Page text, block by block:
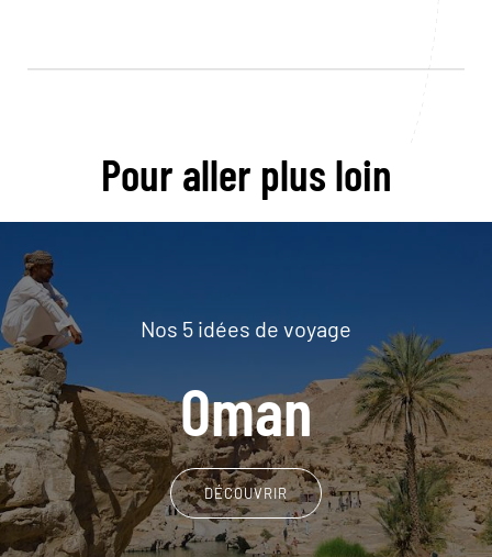
Pour aller plus loin
Nos 5 idées de voyage
Oman
DÉCOUVRIR